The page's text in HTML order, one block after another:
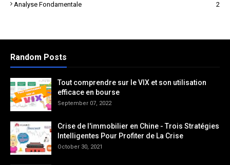
Analyse Fondamentale 2
Random Posts
Tout comprendre sur le VIX et son utilisation
efficace en bourse
September 07, 2022
Crise de l'immobilier en Chine - Trois Stratégies
Intelligentes Pour Profiter de La Crise
October 30, 2021